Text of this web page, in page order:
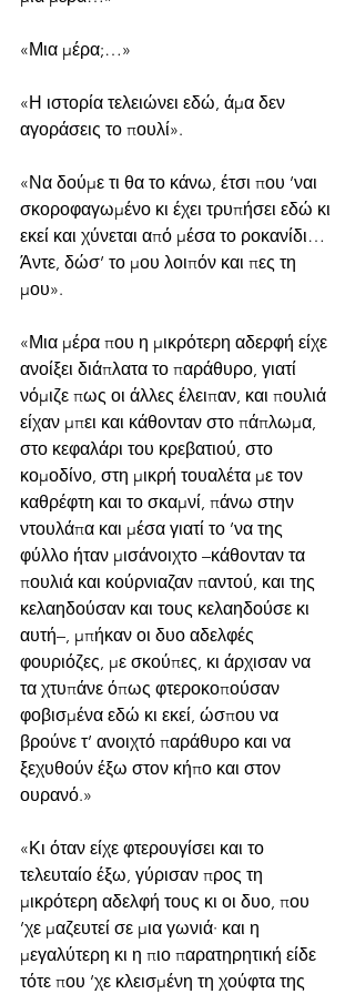
«Μια μέρα;…»
«Η ιστορία τελειώνει εδώ, άμα δεν
αγοράσεις το πουλί».
«Να δούμε τι θα το κάνω, έτσι που ’ναι
σκοροφαγωμένο κι έχει τρυπήσει εδώ κι
εκεί και χύνεται από μέσα το ροκανίδι…
Άντε, δώσ’ το μου λοιπόν και πες τη
μου».
«Μια μέρα που η μικρότερη αδερφή είχε
ανοίξει διάπλατα το παράθυρο, γιατί
νόμιζε πως οι άλλες έλειπαν, και πουλιά
είχαν μπει και κάθονταν στο πάπλωμα,
στο κεφαλάρι του κρεβατιού, στο
κομοδίνο, στη μικρή τουαλέτα με τον
καθρέφτη και το σκαμνί, πάνω στην
ντουλάπα και μέσα γιατί το ’να της
φύλλο ήταν μισάνοιχτο –κάθονταν τα
πουλιά και κούρνιαζαν παντού, και της
κελαηδούσαν και τους κελαηδούσε κι
αυτή–, μπήκαν οι δυο αδελφές
φουριόζες, με σκούπες, κι άρχισαν να
τα χτυπάνε όπως φτεροκοπούσαν
φοβισμένα εδώ κι εκεί, ώσπου να
βρούνε τ’ ανοιχτό παράθυρο και να
ξεχυθούν έξω στον κήπο και στον
ουρανό.»
«Κι όταν είχε φτερουγίσει και το
τελευταίο έξω, γύρισαν προς τη
μικρότερη αδελφή τους κι οι δυο, που
’χε μαζευτεί σε μια γωνιά· και η
μεγαλύτερη κι η πιο παρατηρητική είδε
τότε που ’χε κλεισμένη τη χούφτα της